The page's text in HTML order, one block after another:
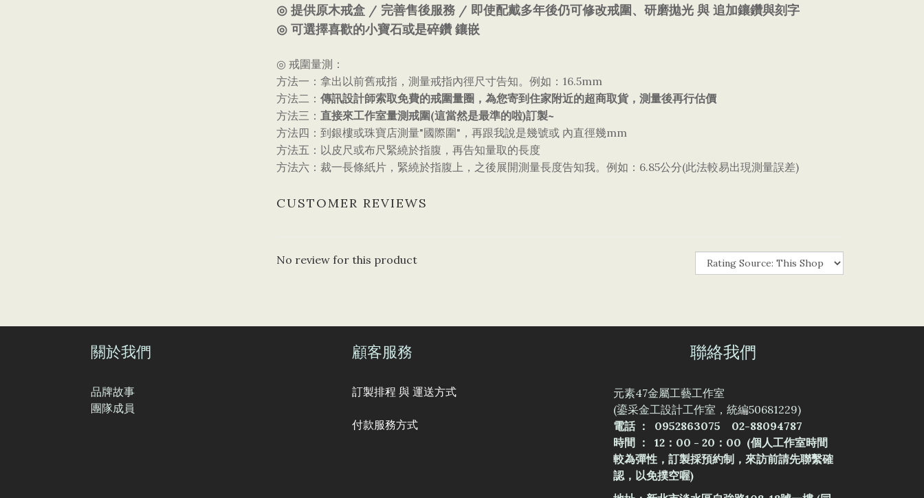
◎ 提供原木戒盒 / 完善售後服務 / 即使配戴多年後仍可修改戒圍、研磨拋光 與 追加鑲鑽與刻字
◎ 可選擇喜歡的小寶石或是碎鑽 鑲嵌
◎ 戒圍量測：
方法一：拿出以前舊戒指，測量戒指內徑尺寸告知。例如： 16.5mm
方法二： 傳訊設計師索取免費的戒圍量圈，為您寄到住家附近的超商取貨，測量後再行估價
方法三： 直接來工作室量測戒圍(這當然是最準的啦)訂製~
方法四：到銀樓或珠寶店測量"國際圍 " ，再跟我說是幾號或 內直徑幾mm
方法五：以皮尺或布尺緊繞於指腹，再告知量取的長度
方法六：裁一長條紙片，緊繞於指腹上，之後展開測量長度告知我。例如： 6.85公分(此法較易出現測量誤差)
CUSTOMER REVIEWS
No review for this product
關於我們
品牌故事
團隊成員
顧客服務
訂製排程 與 運送方式
付款服務方式
聯絡我們
元素47金屬工藝工作室
(鎏采金工設計工作室，統編50681229)
電話 ： 0952863075 02-88094787
時間 ： 12：00 - 20：00 (個人工作室時間
較為彈性，訂製採預約制，來訪前請先聯繫確
認，以免撲空喔)